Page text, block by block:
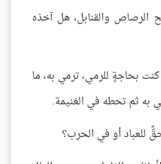
والقنابل، هل آخذه
بحاجةٍ للرمي، ترمي به، ما
به ثم تحطه في الغنيمة.
للعباد أو في الحرب؟